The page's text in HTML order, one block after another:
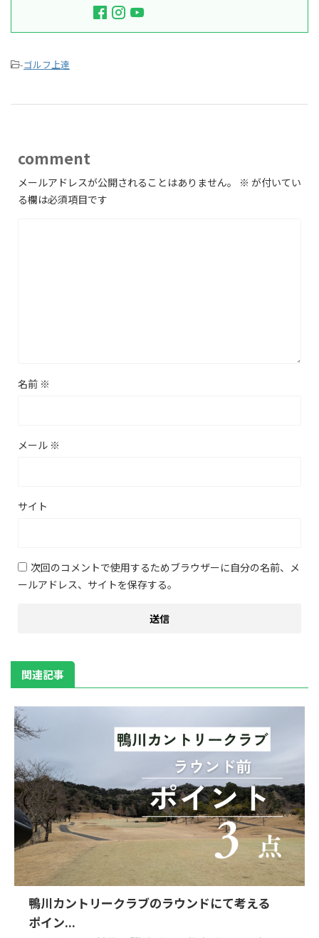
-ゴルフ上達
comment
メールアドレスが公開されることはありません。 ※ が付いてい
る欄は必須項目です
名前 ※
メール ※
サイト
次回のコメントで使用するためブラウザーに自分の名前、メ
ールアドレス、サイトを保存する。
関連記事
鴨川カントリークラブのラウンドにて考える
ポイン...